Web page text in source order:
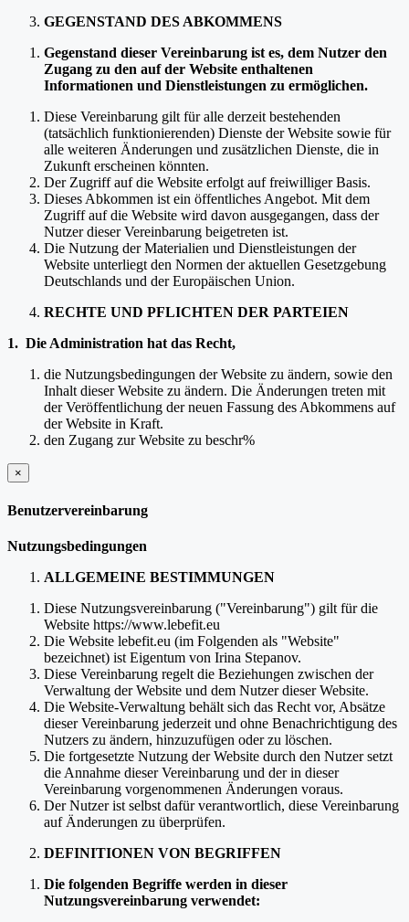
GEGENSTAND DES ABKOMMENS
Gegenstand dieser Vereinbarung ist es, dem Nutzer den
Zugang zu den auf der Website enthaltenen
Informationen und Dienstleistungen zu ermöglichen.
Diese Vereinbarung gilt für alle derzeit bestehenden
(tatsächlich funktionierenden) Dienste der Website sowie für
alle weiteren Änderungen und zusätzlichen Dienste, die in
Zukunft erscheinen könnten.
Der Zugriff auf die Website erfolgt auf freiwilliger Basis.
Dieses Abkommen ist ein öffentliches Angebot. Mit dem
Zugriff auf die Website wird davon ausgegangen, dass der
Nutzer dieser Vereinbarung beigetreten ist.
Die Nutzung der Materialien und Dienstleistungen der
Website unterliegt den Normen der aktuellen Gesetzgebung
Deutschlands und der Europäischen Union.
RECHTE UND PFLICHTEN DER PARTEIEN
1. Die Administration hat das Recht,
die Nutzungsbedingungen der Website zu ändern, sowie den
Inhalt dieser Website zu ändern. Die Änderungen treten mit
der Veröffentlichung der neuen Fassung des Abkommens auf
der Website in Kraft.
den Zugang zur Website zu beschr%
×
schließen
Benutzervereinbarung
Nutzungsbedingungen
ALLGEMEINE BESTIMMUNGEN
Diese Nutzungsvereinbarung ("Vereinbarung") gilt für die
Website https://www.lebefit.eu
Die Website lebefit.eu (im Folgenden als "Website"
bezeichnet) ist Eigentum von Irina Stepanov.
Diese Vereinbarung regelt die Beziehungen zwischen der
Verwaltung der Website und dem Nutzer dieser Website.
Die Website-Verwaltung behält sich das Recht vor, Absätze
dieser Vereinbarung jederzeit und ohne Benachrichtigung des
Nutzers zu ändern, hinzuzufügen oder zu löschen.
Die fortgesetzte Nutzung der Website durch den Nutzer setzt
die Annahme dieser Vereinbarung und der in dieser
Vereinbarung vorgenommenen Änderungen voraus.
Der Nutzer ist selbst dafür verantwortlich, diese Vereinbarung
auf Änderungen zu überprüfen.
DEFINITIONEN VON BEGRIFFEN
Die folgenden Begriffe werden in dieser
Nutzungsvereinbarung verwendet: